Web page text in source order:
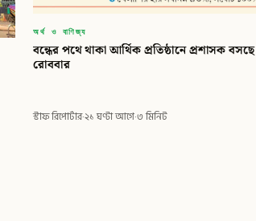
অর্থ ও বাণিজ্য
বন্ধের পথে থাকা আর্থিক প্রতিষ্ঠানে প্রশাসক বসছে
রোববার
স্টাফ রিপোর্টার·২১ ঘণ্টা আগে·৩ মিনিট